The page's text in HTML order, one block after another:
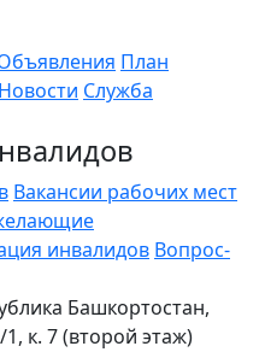
План
Новости Служба
Вакансии рабочих мест
инвалидов Вопрос-
Башкортостан,
к. 7 (второй этаж)